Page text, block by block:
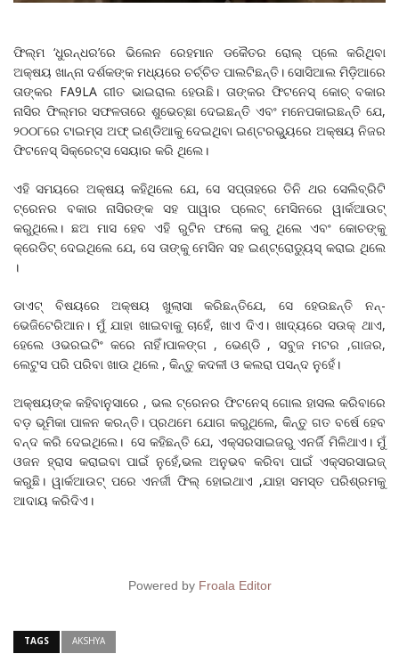
ଫିଲ୍ମ ‘ଧୁରନ୍ଧର’ରେ ଭିଲେନ ରେହମାନ ଡକୈତର ରୋଲ୍ ପ୍ଲେ କରିଥିବା
ଅକ୍ଷୟ ଖାନ୍ନା ଦର୍ଶକଙ୍କ ମଧ୍ୟରେ ଚର୍ଚ୍ଚିତ ପାଲଟିଛନ୍ତି। ସୋସିଆଲ ମିଡ଼ିଆରେ
ତାଙ୍କର FA9LA ଗୀତ ଭାଇରାଲ ହେଉଛି। ତାଙ୍କର ଫିଟନେସ୍ କୋଚ୍ ବକାର
ନାସିର ଫିଲ୍ମର ସଫଳତାରେ ଶୁଭେଚ୍ଛା ଦେଇଛନ୍ତି ଏବଂ ମନେପକାଇଛନ୍ତି ଯେ,
୨୦୦୮ରେ ଟାଇମ୍ସ ଅଫ୍ ଇଣ୍ଡିଆକୁ ଦେଇଥିବା ଇଣ୍ଟରଭ୍ୟୁରେ ଅକ୍ଷୟ ନିଜର
ଫିଟନେସ୍ ସିକ୍ରେଟ୍ସ ସେୟାର କରି ଥିଲେ।
ଏହି ସମୟରେ ଅକ୍ଷୟ କହିଥିଲେ ଯେ, ସେ ସପ୍ତାହରେ ତିନି ଥର ସେଲିବ୍ରିଟି
ଟ୍ରେନର ବକାର ନାସିରଙ୍କ ସହ ପାୱାର ପ୍ଲେଟ୍ ମେସିନରେ ୱାର୍କଆଉଟ୍
କରୁଥିଲେ। ଛଅ ମାସ ହେବ ଏହି ରୁଟିନ ଫଲୋ କରୁ ଥିଲେ ଏବଂ କୋଚଙ୍କୁ
କ୍ରେଡିଟ୍ ଦେଇଥିଲେ ଯେ, ସେ ତାଙ୍କୁ ମେସିନ ସହ ଇଣ୍ଟ୍ରୋଡ୍ୟୁସ୍ କରାଇ ଥିଲେ
।
ଡାଏଟ୍ ବିଷୟରେ ଅକ୍ଷୟ ଖୁଲାସା କରିଛନ୍ତିଯେ, ସେ ହେଉଛନ୍ତି ନନ୍-
ଭେଜିଟେରିଆନ। ମୁଁ ଯାହା ଖାଇବାକୁ ଚାହେଁ, ଖାଏ ଦିଏ। ଖାଦ୍ୟରେ ସଉକ୍ ଥାଏ,
ହେଲେ ଓଭରଇଟିଂ କରେ ନାହିଁ।ପାଳଙ୍ଗ , ଭେଣ୍ଡି , ସବୁଜ ମଟର ,ଗାଜର,
ଲେଟୁସ ପରି ପରିବା ଖାଉ ଥିଲେ , କିନ୍ତୁ କଦଳୀ ଓ କଲରା ପସନ୍ଦ ନୁହେଁ।
ଅକ୍ଷୟଙ୍କ କହିବାନୁସାରେ , ଭଲ ଟ୍ରେନର ଫିଟନେସ୍ ଗୋଲ ହାସଲ କରିବାରେ
ବଡ଼ ଭୂମିକା ପାଳନ କରନ୍ତି। ପ୍ରଥମେ ଯୋଗ କରୁଥିଲେ, କିନ୍ତୁ ଗତ ବର୍ଷେ ହେବ
ବନ୍ଦ କରି ଦେଇଥିଲେ। ସେ କହିଛନ୍ତି ଯେ, ଏକ୍ସରସାଇଜରୁ ଏନର୍ଜି ମିଳିଥାଏ। ମୁଁ
ଓଜନ ହ୍ରାସ କରାଇବା ପାଇଁ ନୁହେଁ,ଭଲ ଅନୁଭବ କରିବା ପାଇଁ ଏକ୍ସରସାଇଜ୍
କରୁଛି। ୱାର୍କଆଉଟ୍ ପରେ ଏନର୍ଜୀ ଫିଲ୍ ହୋଇଥାଏ ,ଯାହା ସମସ୍ତ ପରିଶ୍ରମକୁ
ଆଦାୟ କରିଦିଏ।
Powered by Froala Editor
TAGS AKSHYA